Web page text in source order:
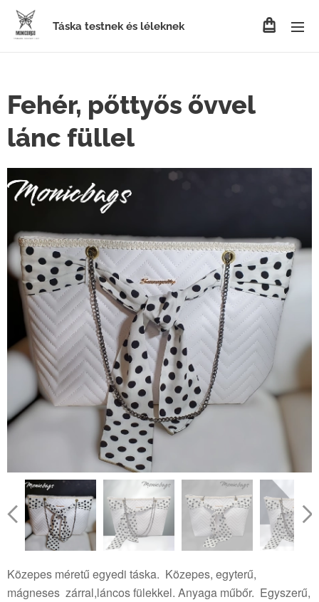
Táska testnek és léleknek
Fehér, pőttyős ővvel
lánc füllel
Közepes méretű egyedi táska. Közepes, egyterű,
mágneses zárral,láncos fülekkel. Anyaga műbőr. Egyszerű,